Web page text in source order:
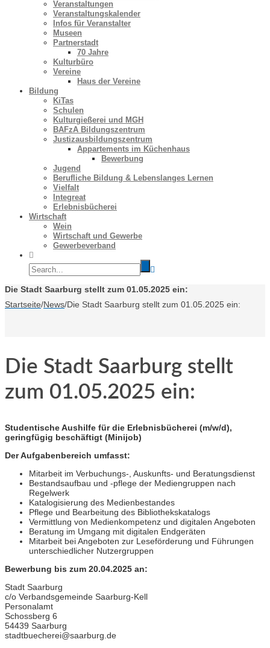
Veranstaltungen
Veranstaltungskalender
Infos für Veranstalter
Museen
Partnerstadt
70 Jahre
Kulturbüro
Vereine
Haus der Vereine
Bildung
KiTas
Schulen
Kulturgießerei und MGH
BAFzA Bildungszentrum
Justizausbildungszentrum
Appartements im Küchenhaus
Bewerbung
Jugend
Berufliche Bildung & Lebenslanges Lernen
Vielfalt
Integreat
Erlebnisbücherei
Wirtschaft
Wein
Wirtschaft und Gewerbe
Gewerbeverband
Die Stadt Saarburg stellt zum 01.05.2025 ein:
Startseite/News/Die Stadt Saarburg stellt zum 01.05.2025 ein:
Die Stadt Saarburg stellt
zum 01.05.2025 ein:
Studentische Aushilfe für die Erlebnisbücherei (m/w/d),
geringfügig beschäftigt (Minijob)
Der Aufgabenbereich umfasst:
Mitarbeit im Verbuchungs-, Auskunfts- und Beratungsdienst
Bestandsaufbau und -pflege der Mediengruppen nach
Regelwerk
Katalogisierung des Medienbestandes
Pflege und Bearbeitung des Bibliothekskatalogs
Vermittlung von Medienkompetenz und digitalen Angeboten
Beratung im Umgang mit digitalen Endgeräten
Mitarbeit bei Angeboten zur Leseförderung und Führungen
unterschiedlicher Nutzergruppen
Bewerbung bis zum 20.04.2025 an:
Stadt Saarburg
c/o Verbandsgemeinde Saarburg-Kell
Personalamt
Schossberg 6
54439 Saarburg
stadtbuecherei@saarburg.de